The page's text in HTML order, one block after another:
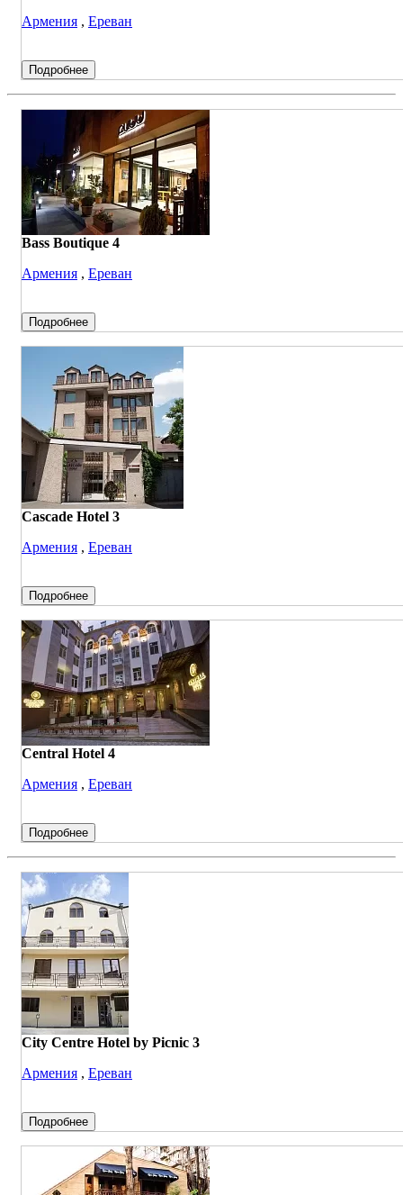
Армения , Ереван
Подробнее
Bass Boutique 4
Армения , Ереван
Подробнее
Cascade Hotel 3
Армения , Ереван
Подробнее
Central Hotel 4
Армения , Ереван
Подробнее
City Centre Hotel by Picnic 3
Армения , Ереван
Подробнее